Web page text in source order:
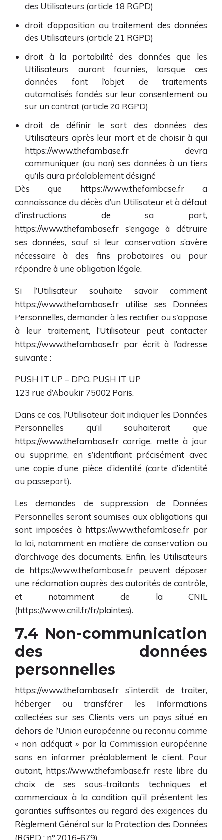
des Utilisateurs (article 18 RGPD)
droit d’opposition au traitement des données
des Utilisateurs (article 21 RGPD)
droit à la portabilité des données que les
Utilisateurs auront fournies, lorsque ces
données font l’objet de traitements
automatisés fondés sur leur consentement ou
sur un contrat (article 20 RGPD)
droit de définir le sort des données des
Utilisateurs après leur mort et de choisir à qui
https://www.thefambase.fr devra
communiquer (ou non) ses données à un tiers
qu’ils aura préalablement désigné
Dès que https://www.thefambase.fra
connaissance du décès d’un Utilisateur et à défaut
d’instructions de sa part,
https://www.thefambase.fr s’engage à détruire
ses données, sauf si leur conservation s’avère
nécessaire à des fins probatoires ou pour
répondre à une obligation légale.
Si l’Utilisateur souhaite savoir comment
https://www.thefambase.fr utilise ses Données
Personnelles, demander à les rectifier ou s’oppose
à leur traitement, l’Utilisateur peut contacter
https://www.thefambase.fr par écrit à l’adresse
suivante :
PUSH IT UP – DPO, PUSH IT UP
123 rue d’Aboukir 75002 Paris.
Dans ce cas, l’Utilisateur doit indiquer les Données
Personnelles qu’il souhaiterait que
https://www.thefambase.fr corrige, mette à jour
ou supprime, en s’identifiant précisément avec
une copie d’une pièce d’identité (carte d’identité
ou passeport).
Les demandes de suppression de Données
Personnelles seront soumises aux obligations qui
sont imposées à https://www.thefambase.fr par
la loi, notamment en matière de conservation ou
d’archivage des documents. Enfin, les Utilisateurs
de https://www.thefambase.fr peuvent déposer
une réclamation auprès des autorités de contrôle,
et notamment de la CNIL
(https://www.cnil.fr/fr/plaintes).
7.4 Non-communication
des données
personnelles
https://www.thefambase.fr s’interdit de traiter,
héberger ou transférer les Informations
collectées sur ses Clients vers un pays situé en
dehors de l’Union européenne ou reconnu comme
« non adéquat » par la Commission européenne
sans en informer préalablement le client. Pour
autant, https://www.thefambase.fr reste libre du
choix de ses sous-traitants techniques et
commerciaux à la condition qu’il présentent les
garanties suffisantes au regard des exigences du
Règlement Général sur la Protection des Données
(RGPD : n° 2016-679).